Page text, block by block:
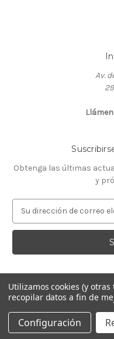
Av.
Obtenga las últimas
y
r
c
ó
n
d
Con la
© 2026 GeneTaq
Utilizamos cookies (y
recopilar datos a fin de
Configuración